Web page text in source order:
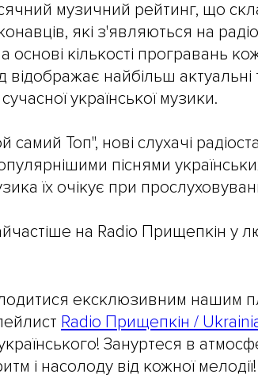
музичний рейтинг, що
які з'являються на
кількості програвань
відображає найбільш актуальні
української музики.
самий Топ", нові слухачі
піснями
їх очікує при
на Radio Прищепкін у
ексклюзивним нашим
Radio Прищепкін /
Зануртеся в
і насолоду від кожної мелодії!